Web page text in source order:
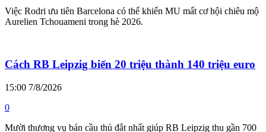
Việc Rodri ưu tiên Barcelona có thể khiến MU mất cơ hội chiêu mộ
Aurelien Tchouameni trong hè 2026.
Cách RB Leipzig biến 20 triệu thành 140 triệu euro
15:00 7/8/2026
0
Mười thương vụ bán cầu thủ đắt nhất giúp RB Leipzig thu gần 700